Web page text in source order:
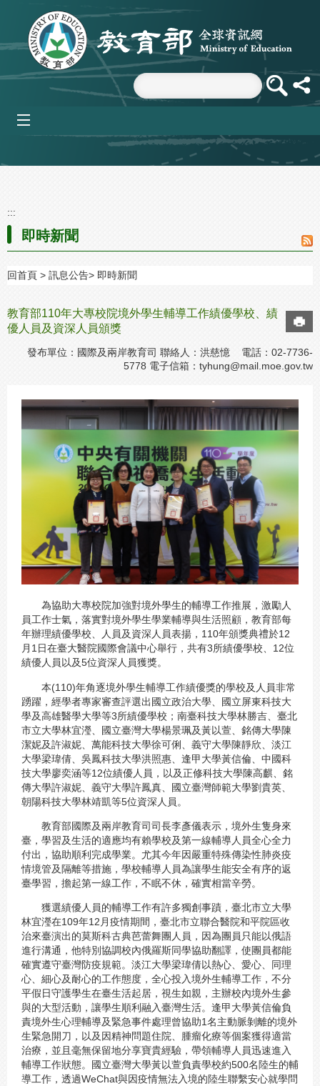
跳到主要內容區塊
:::
即時新聞
回首頁 訊息公告 即時新聞
教育部110年大專校院境外學生輔導工作績優學校、績
優人員及資深人員頒獎
發布單位：國際及兩岸教育司 聯絡人：洪慈憶 電話：02-7736-
5778 電子信箱： tyhung@mail.moe.gov.tw
為協助大專校院加強對境外學生的輔導工作推展，激勵人
員工作士氣，落實對境外學生學業輔導與生活照顧，教育部每
年辦理績優學校、人員及資深人員表揚，110年頒獎典禮於12
月1日在臺大醫院國際會議中心舉行，共有3所績優學校、12位
績優人員以及5位資深人員獲獎。
本(110)年角逐境外學生輔導工作績優獎的學校及人員非常
踴躍，經學者專家審查評選出國立政治大學、國立屏東科技大
學及高雄醫學大學等3所績優學校；南臺科技大學林勝吉、臺北
市立大學林宜瀅、國立臺灣大學楊景珮及黃以萱、銘傳大學陳
潔妮及許淑妮、萬能科技大學徐可俐、義守大學陳靜欣、淡江
大學梁瑋倩、吳鳳科技大學洪照惠、逢甲大學黃信倫、中國科
技大學廖奕涵等12位績優人員，以及正修科技大學陳高麒、銘
傳大學許淑妮、義守大學許鳳真、國立臺灣師範大學劉貴英、
朝陽科技大學林靖凱等5位資深人員。
教育部國際及兩岸教育司司長李彥儀表示，境外生隻身來
臺，學習及生活的適應均有賴學校及第一線輔導人員全心全力
付出，協助順利完成學業。尤其今年因嚴重特殊傳染性肺炎疫
情境管及隔離等措施，學校輔導人員為讓學生能安全有序的返
臺學習，擔起第一線工作，不眠不休，確實相當辛勞。
獲選績優人員的輔導工作有許多獨創事蹟，臺北市立大學
林宜瀅在109年12月疫情期間，臺北市立聯合醫院和平院區收
治來臺演出的莫斯科古典芭蕾舞團人員，因為團員只能以俄語
進行溝通，他特別協調校內俄羅斯同學協助翻譯，使團員都能
確實遵守臺灣防疫規範。淡江大學梁瑋倩以熱心、愛心、同理
心、細心及耐心的工作態度，全心投入境外生輔導工作，不分
平假日守護學生在臺生活起居，視生如親，主辦校內境外生參
與的大型活動，讓學生順利融入臺灣生活。逢甲大學黃信倫負
責境外生心理輔導及緊急事件處理曾協助1名主動脈剝離的境外
生緊急開刀，以及因精神問題住院、腫瘤化療等個案獲得適當
治療，並且毫無保留地分享寶貴經驗，帶領輔導人員迅速進入
輔導工作狀態。國立臺灣大學黃以萱負責學校約500名陸生的輔
導工作，透過WeChat與因疫情無法入境的陸生聯繫安心就學問